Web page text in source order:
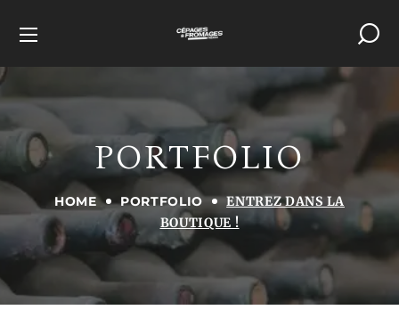
PORTFOLIO
HOME PORTFOLIO
ENTREZ DANS LA
BOUTIQUE !